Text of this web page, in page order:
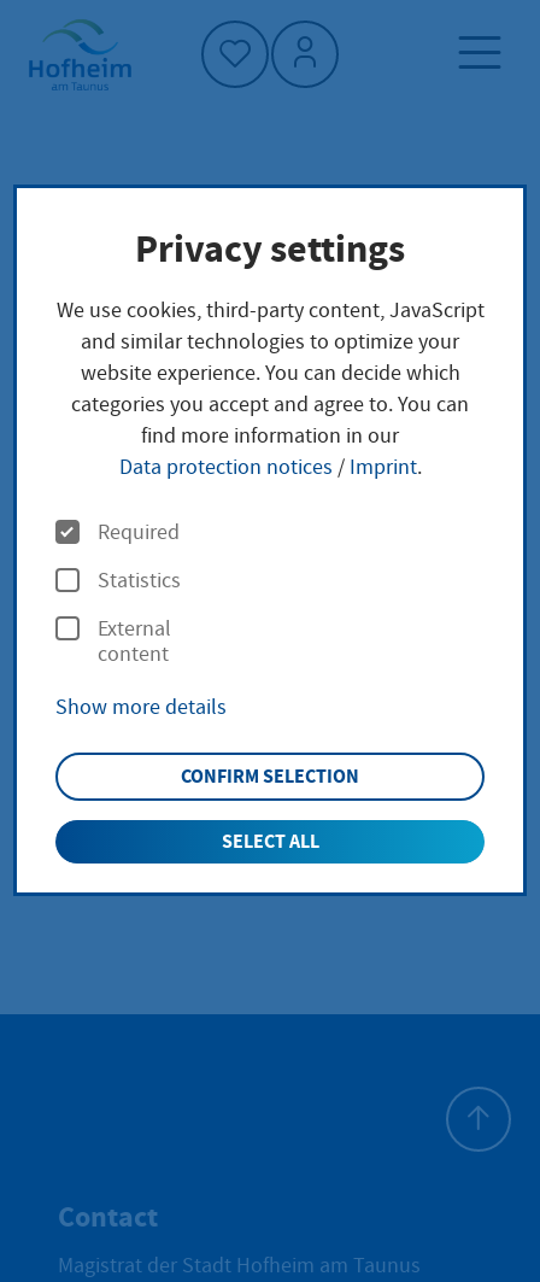
Home"
Administrative structure
das Orts- und Gerichtsverzeichnis -
Insolvenzgerichte in Hessen
Ihr zuständiges
Amtsgericht finden Sie
über das Orts- und
Gerichtsverzeichnis -
Insolvenzgerichte in
Hessen
zurück zur Übersicht
Contact
Magistrat der Stadt Hofheim am Taunus
Privacy settings
We use cookies, third-party content, JavaScript
and similar technologies to optimize your
website experience. You can decide which
categories you accept and agree to. You can
find more information in our
Data protection notices / Imprint.
O
p
t
i
n
s
Required
Statistics
External
content
Show more details
CONFIRM SELECTION
SELECT ALL